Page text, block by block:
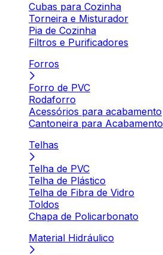
Cubas para Cozinha
Torneira e Misturador
Pia de Cozinha
Filtros e Purificadores
Forros
Forro de PVC
Rodaforro
Acessórios para acabamento
Cantoneira para Acabamento
Telhas
Telha de PVC
Telha de Plástico
Telha de Fibra de Vidro
Toldos
Chapa de Policarbonato
Material Hidráulico